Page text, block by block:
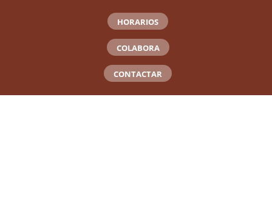
HORARIOS
COLABORA
CONTACTAR